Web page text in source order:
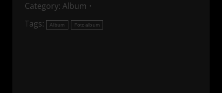
Category: Album
Tags:
Album Fotoalbum